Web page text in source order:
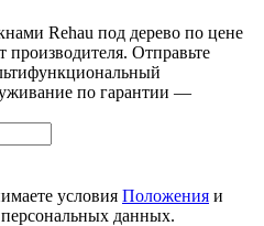
Rehau под дерево по цене
Отправьте
по гарантии —
условия Положения и
данных.